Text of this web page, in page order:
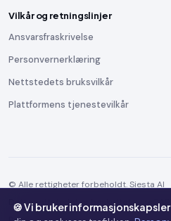
Vilkår og retningslinjer
Ansvarsfraskrivelse
Personvernerklæring
Nettstedets bruksvilkår
Plattformens tjenestevilkår
© Alle rettigheter forbeholdt. Siesta AI
Dette nettstedet er beskyttet av
🍪 Vi bruker informasjonskapsler